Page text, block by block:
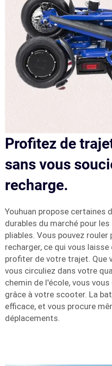
Profitez de
sans vous
recharge.
Youhuan propose certaines
durables du marché pour
pliables. Vous pouvez
recharger, ce qui vous
profiter de votre trajet. Que
vous circuliez dans votre
chemin de l'école, vous
grâce à votre scooter. La
efficace, et vous procure
déplacements.